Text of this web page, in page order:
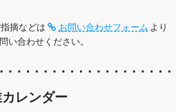
摘などは お問い合わせフォーム より
い合わせください。
レンダー